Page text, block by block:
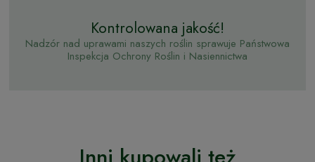
Kontrolowana jakość!
Nadzór nad uprawami naszych roślin sprawuje Państwowa
Inspekcja Ochrony Roślin i Nasiennictwa